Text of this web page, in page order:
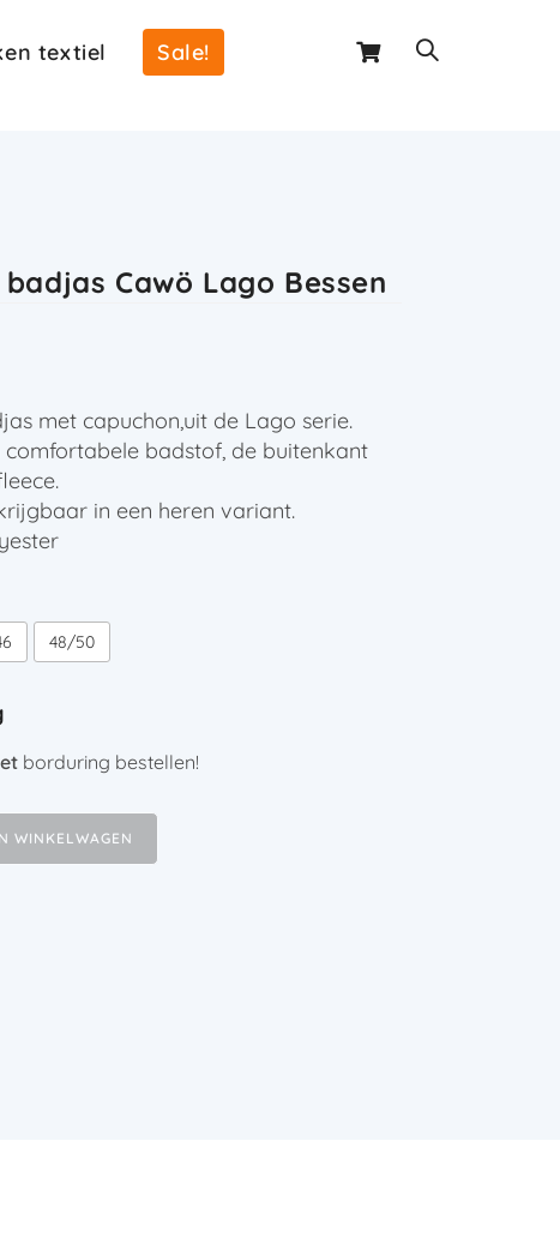
textiel Sale!
Cawö Lago Bessen
met capuchon,uit de Lago serie.
comfortabele badstof, de buitenkant
in een heren variant.
48/50
borduring bestellen!
WINKELWAGEN